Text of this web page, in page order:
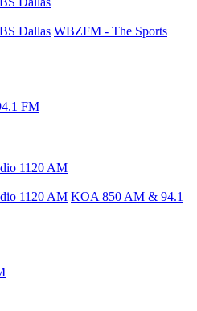
Dallas WBZFM - The Sports
FM
1120 AM
1120 AM KOA 850 AM & 94.1